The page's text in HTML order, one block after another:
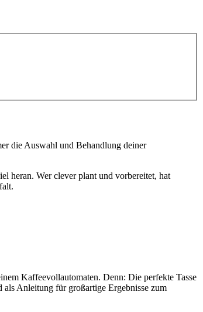
die Auswahl und Behandlung deiner
heran. Wer clever plant und vorbereitet, hat
Kaffeevollautomaten. Denn: Die perfekte Tasse
Anleitung für großartige Ergebnisse zum